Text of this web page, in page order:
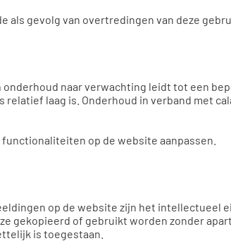
gevolg van overtredingen van deze
naar verwachting leidt tot een
laag is. Onderhoud in verband met
op de website aanpassen.
op de website zijn het intellectueel
gekopieerd of gebruikt worden zonder
is toegestaan.